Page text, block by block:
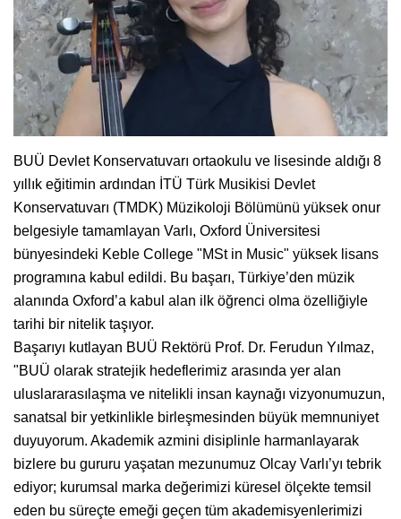
BUÜ Devlet Konservatuvarı ortaokulu ve lisesinde aldığı 8
yıllık eğitimin ardından İTÜ Türk Musikisi Devlet
Konservatuvarı (TMDK) Müzikoloji Bölümünü yüksek onur
belgesiyle tamamlayan Varlı, Oxford Üniversitesi
bünyesindeki Keble College "MSt in Music" yüksek lisans
programına kabul edildi. Bu başarı, Türkiye’den müzik
alanında Oxford’a kabul alan ilk öğrenci olma özelliğiyle
tarihi bir nitelik taşıyor.
Başarıyı kutlayan BUÜ Rektörü Prof. Dr. Ferudun Yılmaz,
"BUÜ olarak stratejik hedeflerimiz arasında yer alan
uluslararasılaşma ve nitelikli insan kaynağı vizyonumuzun,
sanatsal bir yetkinlikle birleşmesinden büyük memnuniyet
duyuyorum. Akademik azmini disiplinle harmanlayarak
bizlere bu gururu yaşatan mezunumuz Olcay Varlı’yı tebrik
ediyor; kurumsal marka değerimizi küresel ölçekte temsil
eden bu süreçte emeği geçen tüm akademisyenlerimizi